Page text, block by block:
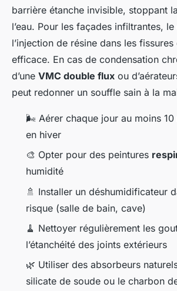
barrière étanche invisible, stoppant
l’eau. Pour les façades infiltrantes,
l’injection de résine dans les
efficace. En cas de condensation
d’une VMC double flux ou
peut redonner un souffle sain à la
🌬️ Aérer chaque jour au moins 10
en hiver
🎨 Opter pour des peintures
humidité
🚿 Installer un déshumidificateur
risque (salle de bain, cave)
🧹 Nettoyer régulièrement les
l’étanchéité des joints extérieurs
🌿 Utiliser des absorbeurs
silicate de soude ou le charbon